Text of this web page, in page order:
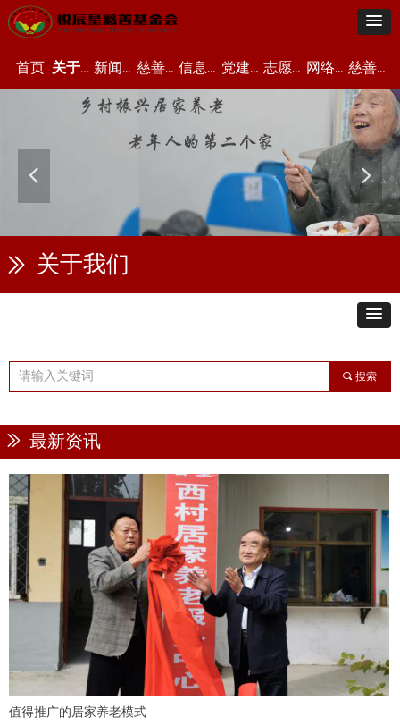
넳 넲
首页 关于我们 新闻资讯 慈善项目 信息公开 党建资讯 志愿者中心 网络众筹 慈善文化
ꅀ 最新资讯
值得推广的居家养老模式
끠 搜索
ꅀ 关于我们